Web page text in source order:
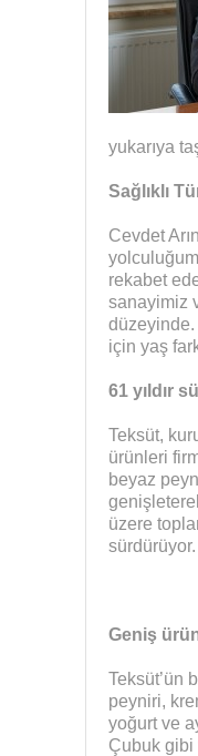
yukarıya
Sağlıklı
Cevdet
rekabet
sanayimiz
düzeyinde.
için yaş
61 yıldır
Teksüt,
ürünleri
beyaz
üzere
sürdürüyor.
Geniş
Teksüt’ün
peyniri,
yoğurt ve
Çubuk gibi